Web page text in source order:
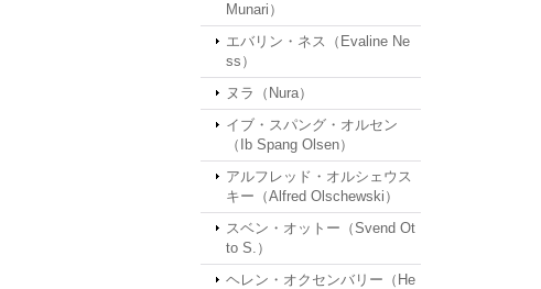
Munari）
エバリン・ネス（Evaline Ne
ss）
ヌラ（Nura）
イブ・スパング・オルセン
（Ib Spang Olsen）
アルフレッド・オルシェウス
キー（Alfred Olschewski）
スベン・オットー（Svend Ot
to S.）
ヘレン・オクセンバリー（He